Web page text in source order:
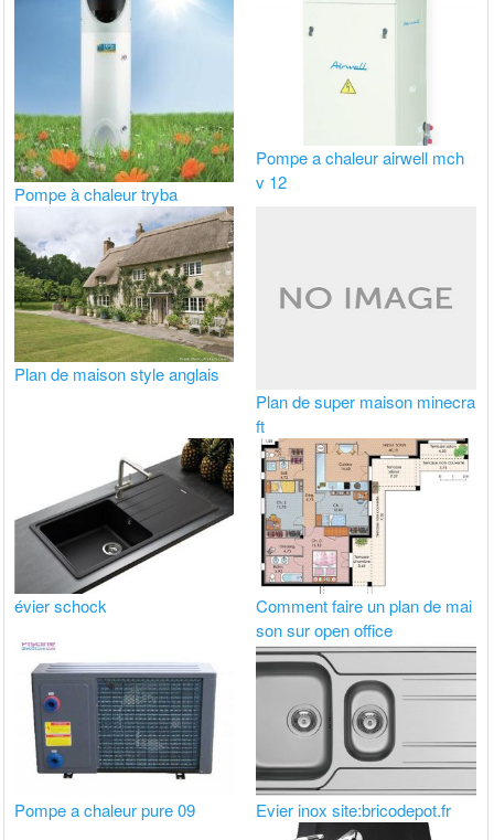
Pompe à chaleur tryba
Pompe a chaleur airwell mch
v 12
Plan de maison style anglais
Plan de super maison minecra
ft
évier schock
Comment faire un plan de mai
son sur open office
Pompe a chaleur pure 09 Evier inox site:bricodepot.fr